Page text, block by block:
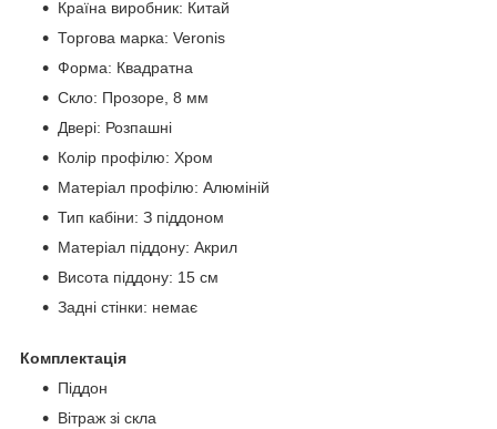
Країна виробник: Китай
Торгова марка: Veronis
Форма: Квадратна
Скло: Прозоре, 8 мм
Двері: Розпашні
Колір профілю: Хром
Матеріал профілю: Алюміній
Тип кабіни: З піддоном
Матеріал піддону: Акрил
Висота піддону: 15 см
Задні стінки: немає
Комплектація
Піддон
Вітраж зі скла